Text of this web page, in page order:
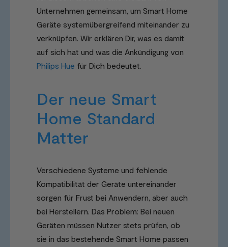
Unternehmen gemeinsam, um Smart Home
Geräte systemübergreifend miteinander zu
verknüpfen. Wir erklären Dir, was es damit
auf sich hat und was die Ankündigung von
Philips Hue für Dich bedeutet.
Der neue Smart
Home Standard
Matter
Verschiedene Systeme und fehlende
Kompatibilität der Geräte untereinander
sorgen für Frust bei Anwendern, aber auch
bei Herstellern. Das Problem: Bei neuen
Geräten müssen Nutzer stets prüfen, ob
sie in das bestehende Smart Home passen